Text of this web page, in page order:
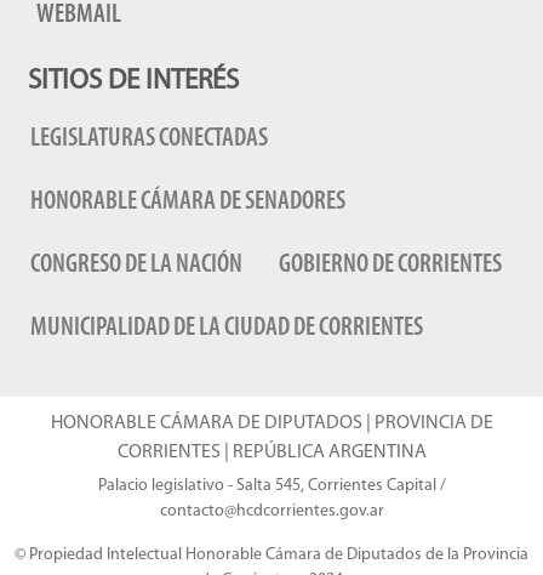
WEBMAIL
SITIOS DE INTERÉS
LEGISLATURAS CONECTADAS
HONORABLE CÁMARA DE SENADORES
CONGRESO DE LA NACIÓN GOBIERNO DE CORRIENTES
MUNICIPALIDAD DE LA CIUDAD DE CORRIENTES
HONORABLE CÁMARA DE DIPUTADOS | PROVINCIA DE
CORRIENTES | REPÚBLICA ARGENTINA
Palacio legislativo - Salta 545, Corrientes Capital /
contacto@hcdcorrientes.gov.ar
© Propiedad Intelectual Honorable Cámara de Diputados de la Provincia